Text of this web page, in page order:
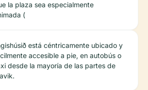
la plaza sea especialmente
(
está céntricamente ubicado y
accesible a pie, en autobús o
desde la mayoría de las partes de